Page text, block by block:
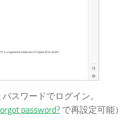
スワードでログイン。
password? で再設定可能）